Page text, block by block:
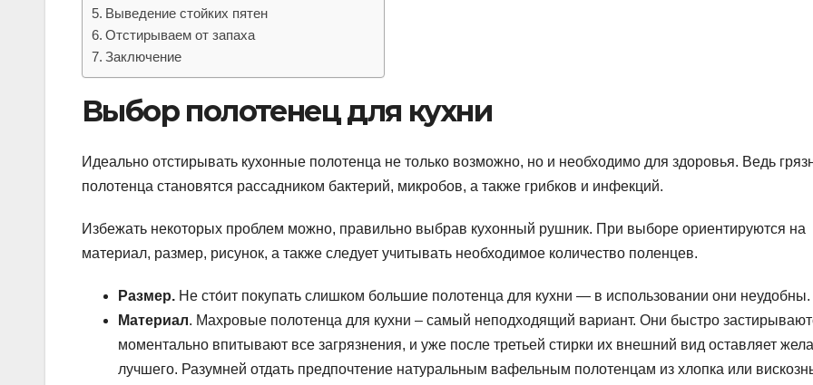
Выведение стойких пятен
Отстирываем от запаха
Заключение
Выбор полотенец для кухни
Идеально отстирывать кухонные полотенца не только возможно, но и необходимо для здоровья. Ведь
полотенца становятся рассадником бактерий, микробов, а также грибков и инфекций.
Избежать некоторых проблем можно, правильно выбрав кухонный рушник. При выборе ориентируются на
материал, размер, рисунок, а также следует учитывать необходимое количество поленцев.
Размер. Не сто́ит покупать слишком большие полотенца для кухни — в использовании они неудобны.
Материал. Махровые полотенца для кухни – самый неподходящий вариант. Они быстро
моментально впитывают все загрязнения, и уже после третьей стирки их внешний вид оставляет
лучшего. Разумней отдать предпочтение натуральным вафельным полотенцам из хлопка или